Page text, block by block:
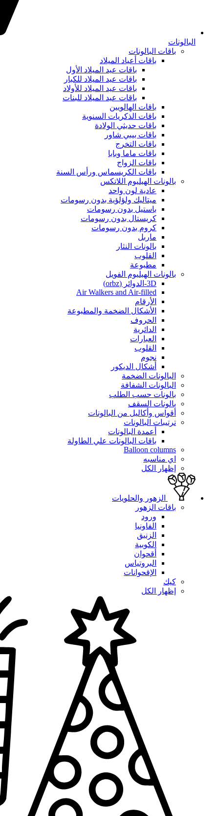
البالونات
باقات البالونات
باقات أعياد الميلاد
باقات عيد الميلاد الأول
باقات عيد الميلاد للكبار
باقات عيد الميلاد للأولاد
باقات عيد الميلاد للبنات
باقات الهالويين
باقات الذكريات السنوية
باقات حديثي الولادة
باقات بيبي شاور
باقات التخرج
باقات ماما وبابا
باقات الزواج
باقات الكريسماس ورأس السنة
بالونات الهيليوم اللاتكس
عادية لون واحد
ميتاليك ولؤلؤية بدون رسومات
باستيل بدون رسومات
كريستال بدون رسومات
كروم بدون رسومات
ماربل
بالونات النثار
القلوب
مطبوعة
بالونات الهيليوم الفويل
3D-الدوائر (orbz)
Air Walkers and Air-filled
الأرقام
الأشكال الضخمة والمطبوعة
الحروف
الدائرية
العبارات
القلوب
نجوم
أشكال الديكور
البالونات الضخمة
البالونات الشفافة
بالونات حسب الطلب
بالونات السقف
أقواس وأكاليل من البالونات
ترتيبات البالونات
أعمدة البالونات
باقات البالونات علي الطاولة
Balloon columns
اي مناسبه
إظهار الكل
الزهور والحلويات
باقات الزهور
ورود
الفاونيا
الزنبق
الكوبية
أقحوان
البروتياس
الإقحوانات
كيك
إظهار الكل